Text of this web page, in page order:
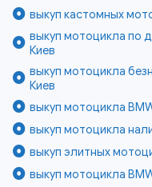
выкуп кастомных
выкуп мотоцикла по
Киев
выкуп мотоцикла
Киев
выкуп мотоцикла
выкуп мотоцикла
выкуп элитных
выкуп мотоцикла